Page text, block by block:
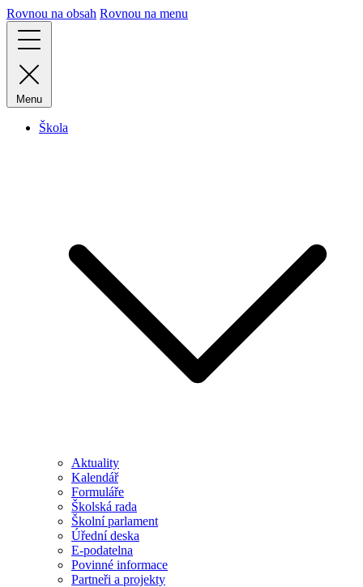
Rovnou na obsah Rovnou na menu
Menu
Škola
Aktuality
Kalendář
Formuláře
Školská rada
Školní parlament
Úřední deska
E-podatelna
Povinné informace
Partneři a projekty